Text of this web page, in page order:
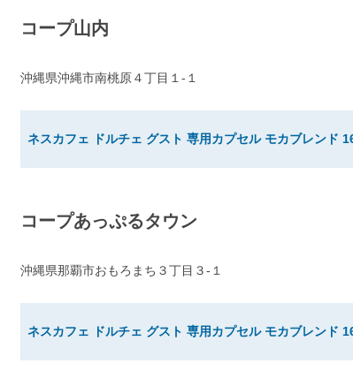
コープ山内
沖縄県沖縄市南桃原４丁目１-１
ネスカフェ ドルチェ グスト 専用カプセル モカブレンド
コープあっぷるタウン
沖縄県那覇市おもろまち３丁目３-１
ネスカフェ ドルチェ グスト 専用カプセル モカブレンド